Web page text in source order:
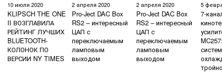
10 июля 2020
KLIPSCH THE ONE
II ВОЗГЛАВИЛА
РЕЙТИНГ ЛУЧШИХ
BLUETOOTH-
КОЛОНОК ПО
ВЕРСИИ NY TIMES
2 апреля 2020
Pro-Ject DAC Box
RS2 – интересный
ЦАП с
переключаемым
ламповым
выходом
2 апреля 2020
Pro-Ject DAC Box
RS2 – интересный
ЦАП с
переключаемым
ламповым
выходом
5
7-